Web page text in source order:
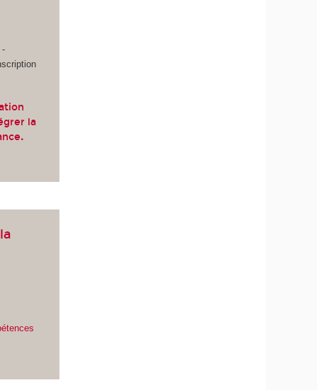
la
.